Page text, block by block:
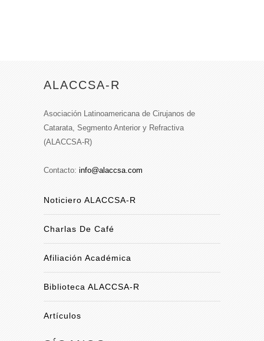
ALACCSA-R
Asociación Latinoamericana de Cirujanos de
Catarata, Segmento Anterior y Refractiva
(ALACCSA-R)
Contacto: info@alaccsa.com
Noticiero ALACCSA-R
Charlas De Café
Afiliación Académica
Biblioteca ALACCSA-R
Artículos